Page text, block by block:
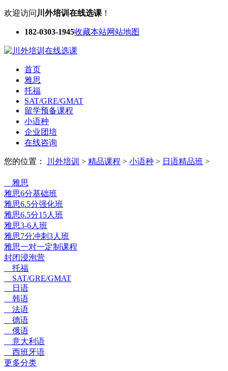
欢迎访问 川外培训在线选课 ！
182-0303-1945收藏本站网站地图
首页
雅思
托福
SAT/GRE/GMAT
留学预备课程
小语种
企业团培
在线咨询
您的位置： 川外培训 > 精品课程 > 小语种 > 日语精品班 >
雅思
雅思6分基础班
雅思6.5分强化班
雅思6.5分15人班
雅思3-6人班
雅思7分冲刺3人班
雅思一对一定制课程
封闭浸泡营
托福
SAT/GRE/GMAT
日语
韩语
法语
德语
俄语
意大利语
西班牙语
更多分类